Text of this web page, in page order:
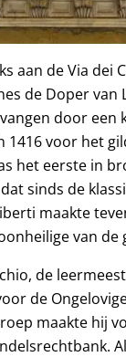
aan de Via dei
de Doper van
door een
1416 voor het
het eerste in
sinds de
maakte
van de
de
de
maakte hij